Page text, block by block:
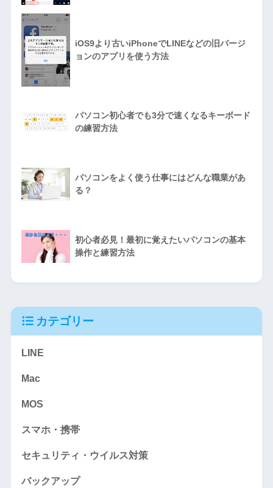
iOS9より古いiPhoneでLINEなどの旧バージ
ョンのアプリを使う方法
パソコン初心者でも3分で速くなるキーボード
の練習方法
パソコンをよく使う仕事にはどんな職業があ
る？
初心者必見！最初に覚えたいパソコンの基本
操作と練習方法
カテゴリー
LINE
Mac
MOS
スマホ・携帯
セキュリティ・ウイルス対策
バックアップ